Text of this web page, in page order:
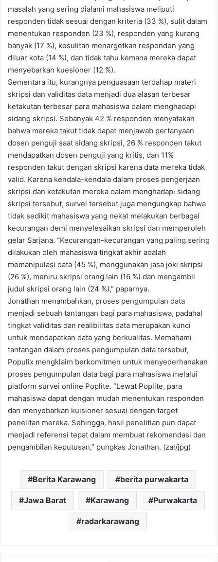
masalah yang sering dialami mahasiswa meliputi
responden tidak sesuai dengan kriteria (33 %), sulit dalam
menentukan responden (23 %), responden yang kurang
banyak (17 %), kesulitan menargetkan responden yang
diluar kota (14 %), dan tidak tahu kemana mereka dapat
menyebarkan kuesioner (12 %).
Sementara itu, kurangnya penguasaan terdahap materi
skripsi dan validitas data menjadi dua alasan terbesar
ketakutan terbesar para mahasiswa dalam menghadapi
sidang skripsi. Sebanyak 42 % responden menyatakan
bahwa mereka takut tidak dapat menjawab pertanyaan
dosen penguji saat sidang skripsi, 26 % responden takut
mendapatkan dosen penguji yang kritis, dan 11%
responden takut dengan skripsi karena data mereka tidak
valid. Karena kendala-kendala dalam proses pengerjaan
skripsi dan ketakutan mereka dalam menghadapi sidang
skripsi tersebut, survei tersebut juga mengungkap bahwa
tidak sedikit mahasiswa yang nekat melakukan berbagai
kecurangan demi menyelesaikan skripsi dan memperoleh
gelar Sarjana. “Kecurangan-kecurangan yang paling sering
dilakukan oleh mahasiswa tingkat akhir adalah
memanipulasi data (45 %), menggunakan jasa joki skripsi
(26 %), meniru skripsi orang lain (16 %) dan mengambil
judul skripsi orang lain (24 %),” paparnya.
Jonathan menambahkan, proses pengumpulan data
menjadi sebuah tantangan bagi para mahasiswa, padahal
tingkat validitas dan realibilitas data merupakan kunci
untuk mendapatkan data yang berkualitas. Memahami
tantangan dalam proses pengumpulan data tersebut,
Populix mengklaim berkomitmen untuk menyederhanakan
proses pengumpulan data bagi para mahasiswa melalui
platform survei online Poplite. “Lewat Poplite, para
mahasiswa dapat dengan mudah menentukan responden
dan menyebarkan kuisioner sesuai dengan target
penelitan mereka. Sehingga, hasil penelitian pun dapat
menjadi referensi tepat dalam membuat rekomendasi dan
pengambilan keputusan,” pungkas Jonathan. (zal/jpg)
Berita Karawang berita purwakarta
Jawa Barat Karawang Purwakarta
radarkarawang